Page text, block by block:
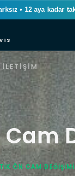
• 12 aya kadar
İLETIŞIM
ÖN CAM DEĞIŞIMI